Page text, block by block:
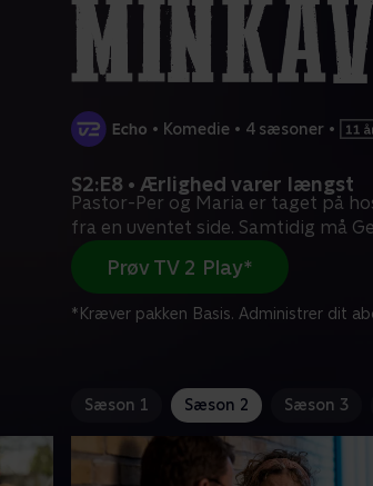
• Komedie • 4 sæsoner •
S2:E8 • Ærlighed varer længst
Pastor-Per og Maria er taget på
fra en uventet side. Samtidig må
Prøv TV 2 Play*
*Kræver pakken Basis. Administrer dit
Sæson 1 Sæson 2 Sæson 3